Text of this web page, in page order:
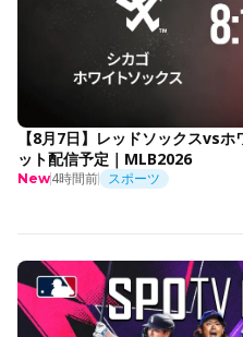
【8月7日】レッドソックスvs
ット配信予定｜MLB2026
New4時間前 スポーツ